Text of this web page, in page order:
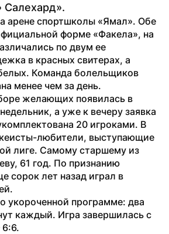
арене спортшколы «Ямал». Обе
форме «Факела», на
по двум ее
в красных свитерах, а
Команда болельщиков
менее чем за день.
желающих появилась в
а уже к вечеру заявка
20 игроками. В
любители, выступающие
лиге. Самому старшему из
61 год. По признанию
сорок лет назад играл в
укороченной программе: два
каждый. Игра завершилась с